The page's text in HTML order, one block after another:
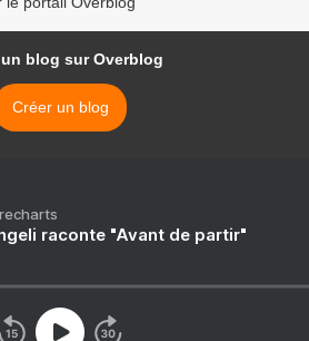
un blog sur Overblog
Créer un blog
raconte "Avant de partir"